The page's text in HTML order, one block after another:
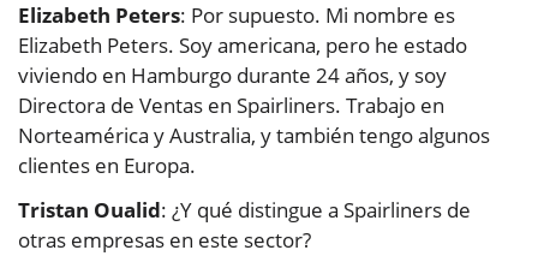
Elizabeth Peters: Por supuesto. Mi nombre es
Elizabeth Peters. Soy americana, pero he estado
viviendo en Hamburgo durante 24 años, y soy
Directora de Ventas en Spairliners. Trabajo en
Norteamérica y Australia, y también tengo algunos
clientes en Europa.
Tristan Oualid: ¿Y qué distingue a Spairliners de
otras empresas en este sector?